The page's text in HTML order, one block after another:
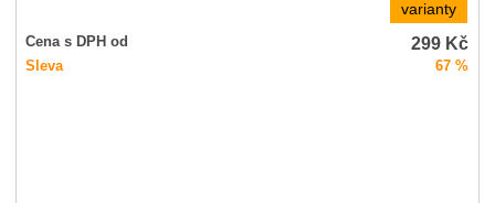
varianty
Cena s DPH od 299 Kč
Sleva 67 %